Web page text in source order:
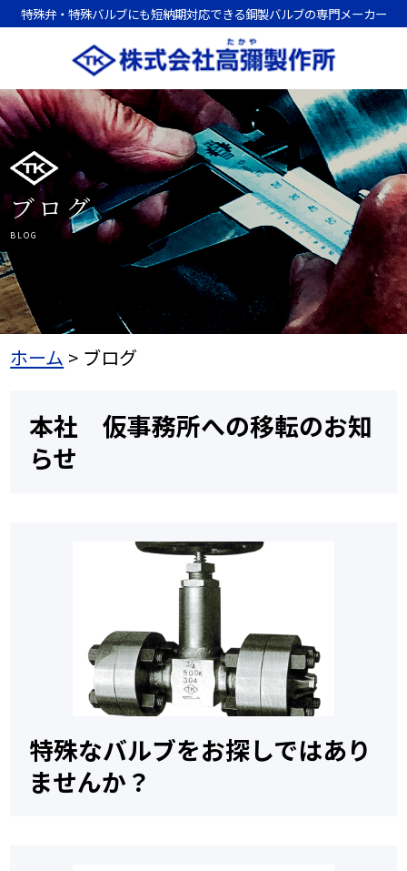
特殊弁・特殊バルブにも短納期対応できる鋼製バルブの専門メーカー
ブログ
BLOG
ホーム > ブログ
本社 仮事務所への移転のお知
らせ
特殊なバルブをお探しではあり
ませんか？